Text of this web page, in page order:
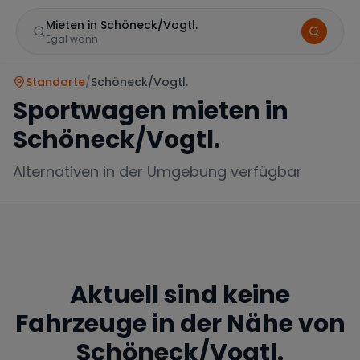
Mieten in Schöneck/Vogtl.
Egal wann
Mercedes BMW Audi
Standorte/Schöneck/Vogtl.
Sportwagen mieten in
Schöneck/Vogtl.
Alternativen in der Umgebung verfügbar
Aktuell sind keine
Fahrzeuge in der Nähe von
Schöneck/Vogtl.